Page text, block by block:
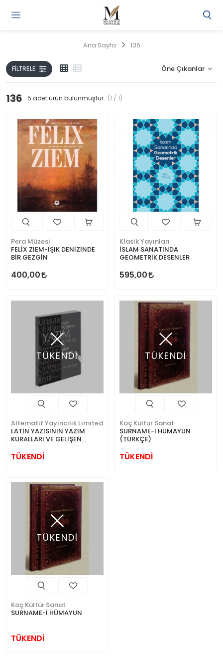
Ana Sayfa 136
FILTRELE
136 5 adet ürün bulunmuştur. (1 / 1)
Pera Müzesi
FELİX ZIEM-IŞIK DENİZİNDE
BİR GEZGİN
400,00
Klasik Yayınları
İSLAM SANATINDA
GEOMETRİK DESENLER
595,00
TÜKENDİ
Alternatif Yayıncılık Limited
LATİN YAZISININ YAZIM
KURALLARI VE GELİŞEN
TÜKENDİ
TÜKENDİ
Koç Kültür Sanat
SURNAME-İ HÜMAYUN
(TÜRKÇE)
TÜKENDİ
TÜKENDİ
Koç Kültür Sanat
SURNAME-İ HÜMAYUN
TÜKENDİ